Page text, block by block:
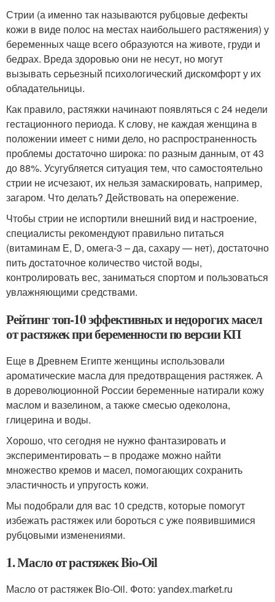
Стрии (а именно так называются рубцовые дефекты
кожи в виде полос на местах наибольшего растяжения) у
беременных чаще всего образуются на животе, груди и
бедрах. Вреда здоровью они не несут, но могут
вызывать серьезный психологический дискомфорт у их
обладательницы.
Как правило, растяжки начинают появляться с 24 недели
гестационного периода. К слову, не каждая женщина в
положении имеет с ними дело, но распространенность
проблемы достаточно широка: по разным данным, от 43
до 88%. Усугубляется ситуация тем, что самостоятельно
стрии не исчезают, их нельзя замаскировать, например,
загаром. Что делать? Действовать на опережение.
Чтобы стрии не испортили внешний вид и настроение,
специалисты рекомендуют правильно питаться
(витаминам Е, D, омега-3 – да, сахару — нет), достаточно
пить достаточное количество чистой воды,
контролировать вес, заниматься спортом и пользоваться
увлажняющими средствами.
Рейтинг топ-10 эффективных и недорогих масел
от растяжек при беременности по версии КП
Еще в Древнем Египте женщины использовали
ароматические масла для предотвращения растяжек. А
в дореволюционной России беременные натирали кожу
маслом и вазелином, а также смесью одеколона,
глицерина и воды.
Хорошо, что сегодня не нужно фантазировать и
экспериментировать – в продаже можно найти
множество кремов и масел, помогающих сохранить
эластичность и упругость кожи.
Мы подобрали для вас 10 средств, которые помогут
избежать растяжек или бороться с уже появившимися
рубцовыми изменениями.
1. Масло от растяжек Bio-Oil
Масло от растяжек Bio-Oil. Фото: yandex.market.ru